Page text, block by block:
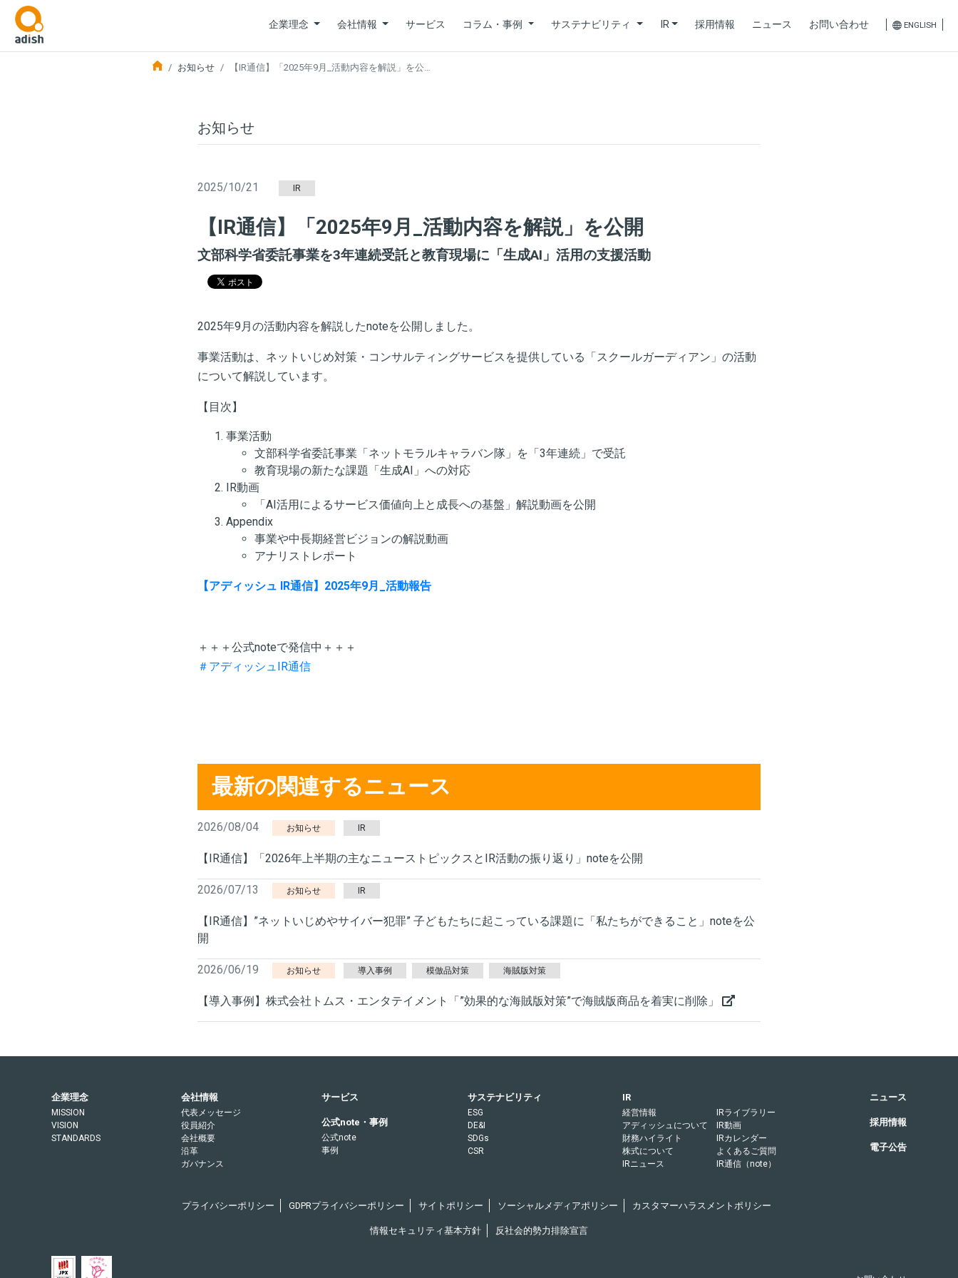
企業理念 会社情報 サービス コラム・事例 サステナビリティ IR 採用情報 ニュース お問い合わせ ENGLISH
お知らせ 【IR通信】「2025年9月_活動内容を解説」を公…
お知らせ
2025/10/21 IR
【IR通信】「2025年9月_活動内容を解説」を公開
文部科学省委託事業を3年連続受託と教育現場に「生成AI」活用の支援活動
2025年9月の活動内容を解説したnoteを公開しました。
事業活動は、ネットいじめ対策・コンサルティングサービスを提供している「スクールガーディアン」の活動
について解説しています。
【目次】
事業活動
文部科学省委託事業「ネットモラルキャラバン隊」を「3年連続」で受託
教育現場の新たな課題「生成AI」への対応
IR動画
「AI活用によるサービス価値向上と成長への基盤」解説動画を公開
Appendix
事業や中長期経営ビジョンの解説動画
アナリストレポート
【アディッシュ IR通信】2025年9月_活動報告
＋＋＋公式noteで発信中＋＋＋
＃アディッシュIR通信
最新の関連するニュース
2026/08/04 お知らせ IR
【IR通信】「2026年上半期の主なニューストピックスとIR活動の振り返り」noteを公開
2026/07/13 お知らせ IR
【IR通信】”ネットいじめやサイバー犯罪” 子どもたちに起こっている課題に「私たちができること」noteを公
開
2026/06/19 お知らせ 導入事例 模倣品対策 海賊版対策
【導入事例】株式会社トムス・エンタテイメント「”効果的な海賊版対策”で海賊版商品を着実に削除」
企業理念
MISSION
VISION
STANDARDS
会社情報
代表メッセージ
役員紹介
会社概要
沿革
ガバナンス
サービス
公式note・事例
公式note
事例
サステナビリティ
ESG
DE&I
SDGs
CSR
IR
経営情報
アディッシュについて
財務ハイライト
株式について
IRニュース
IRライブラリー
IR動画
IRカレンダー
よくあるご質問
IR通信（note）
ニュース
採用情報
電子公告
プライバシーポリシー GDPRプライバシーポリシー サイトポリシー ソーシャルメディアポリシー カスタマーハラスメントポリシー
情報セキュリティ基本方針 反社会的勢力排除宣言